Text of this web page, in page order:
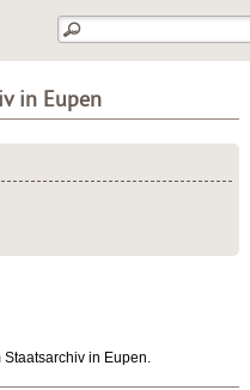
in Eupen
in Eupen.